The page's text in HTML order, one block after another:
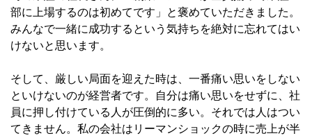
部に上場するのは初めてです」と褒めていただきました。
みんなで一緒に成功するという気持ちを絶対に忘れてはい
けないと思います。
そして、厳しい局面を迎えた時は、一番痛い思いをしない
といけないのが経営者です。自分は痛い思いをせずに、社
員に押し付けている人が圧倒的に多い。それでは人はつい
てきません。私の会社はリーマンショックの時に売上が半